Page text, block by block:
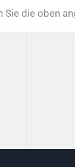
Sie die oben